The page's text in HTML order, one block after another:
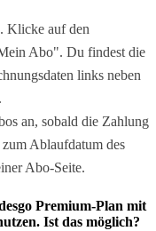
Klicke auf den
Abo". Du findest die
links neben
an, sobald die Zahlung
Ablaufdatum des
Abo-Seite.
Premium-Plan mit
Ist das möglich?